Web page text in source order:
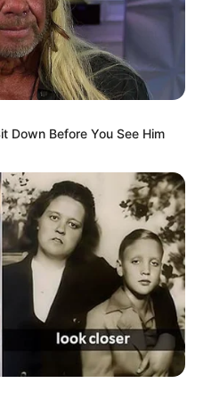
du Turf
une compétitrice dans
mesurer à d’autres
à des concours ou
proposés sur la
le gâteau la possibilité
lots.
concours Turf:
Down Before You See Him